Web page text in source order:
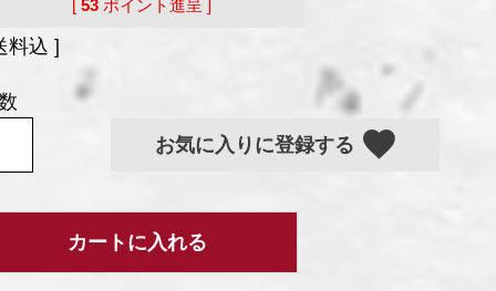
53 ポイント進呈 ]
料込
お気に入りに登録する
カートに入れる